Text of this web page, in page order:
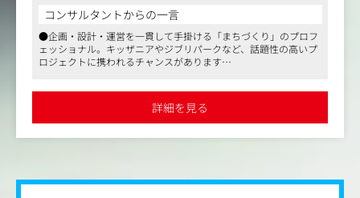
地域とそこに住まう人たちと、世界中でワクワクするまち
づくりをすることを目指しています。
今回は、企画から運営まで。まちのアイデンティティをゼ
ロから構築するブランディング・デザイナーの募集です。
ながら、ひとつの「まち」を形にする、個人のスキルを活
かしつつ、組織の枠を越えた大規模なプロジェクトや、手
まちづくりに紐づく施設のコンセプト立案から、VI・グラ
コンサルタントからの一言
●企画・設計・運営を一貫して手掛ける「まちづくり」のプロフ
ェッショナル。キッザニアやジブリパークなど、話題性の高いプ
ロジェクトに携われるチャンスがあります
く関わり、手触り感のあるデザインを追求できます
●フルフレックスタイム制やリモートワーク、副業可能など柔軟
な働き方を実現。残業は月10時間以内で、ワークライフバランス
を重視した環境が整っています
詳細を見る